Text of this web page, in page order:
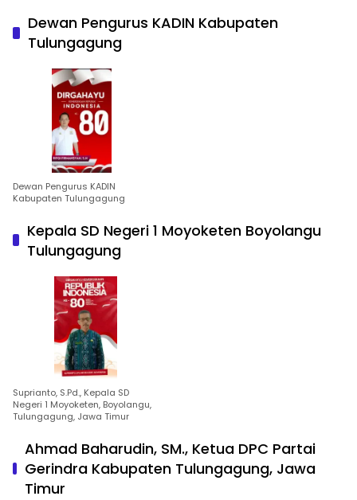
Dewan Pengurus KADIN Kabupaten
Tulungagung
Dewan Pengurus KADIN
Kabupaten Tulungagung
Kepala SD Negeri 1 Moyoketen Boyolangu
Tulungagung
Suprianto, S.Pd., Kepala SD
Negeri 1 Moyoketen, Boyolangu,
Tulungagung, Jawa Timur
Ahmad Baharudin, SM., Ketua DPC Partai
Gerindra Kabupaten Tulungagung, Jawa
Timur